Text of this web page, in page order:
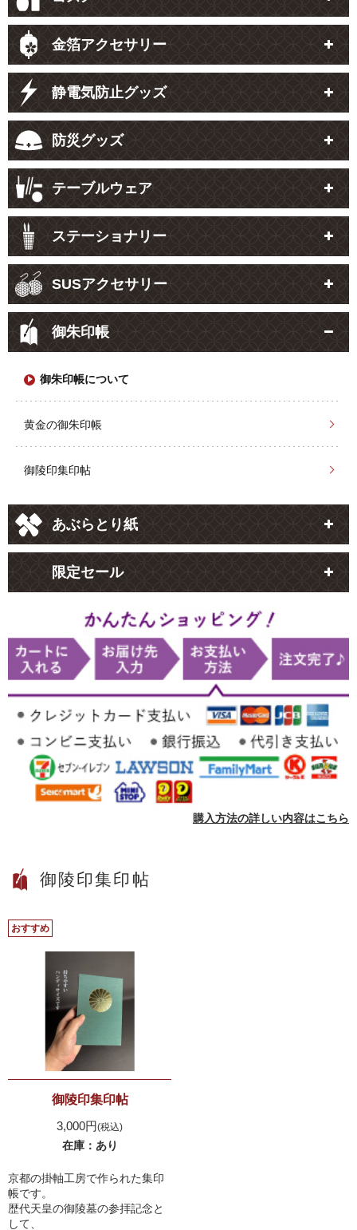
御陵印集印帖
おすすめ
御陵印集印帖
3,000円(税込)
在庫：あり
京都の掛軸工房で作られた集印
帳です。
歴代天皇の御陵墓の参拝記念と
して、
金箔アクセサリー
静電気防止グッズ
防災グッズ
テーブルウェア
ステーショナリー
SUSアクセサリー
御朱印帳
御朱印帳について
黄金の御朱印帳
御陵印集印帖
あぶらとり紙
限定セール
購入方法の詳しい内容はこちら